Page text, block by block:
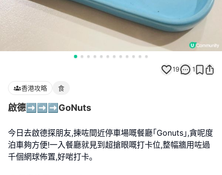
19 1
香港攻略 食
啟德➡️➡️➡️GoNuts
今日去啟德探朋友,揀咗間近停車場嘅餐廳｢Gonuts｣,貪呢度
泊車夠方便!一入餐廳就見到超搶眼嘅打卡位,整幅牆用咗過
千個網球佈置,好啱打卡｡